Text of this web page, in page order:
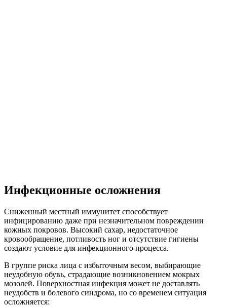
Инфекционные осложнения
Сниженный местный иммунитет способствует
инфицированию даже при незначительном повреждении
кожных покровов. Высокий сахар, недостаточное
кровообращение, потливость ног и отсутствие гигиены
создают условие для инфекционного процесса.
В группе риска лица с избыточным весом, выбирающие
неудобную обувь, страдающие возникновением мокрых
мозолей. Поверхностная инфекция может не доставлять
неудобств и болевого синдрома, но со временем ситуация
осложняется: